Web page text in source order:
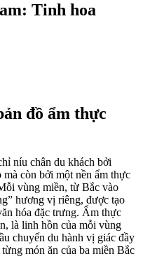
Tinh hoa
đồ ẩm thực
níu chân du khách bởi
còn bởi một nền ẩm thực
vùng miền, từ Bắc vào
hương vị riêng, được tạo
hóa đặc trưng. Ẩm thực
là linh hồn của mỗi vùng
chuyến du hành vị giác đầy
món ăn của ba miền Bắc